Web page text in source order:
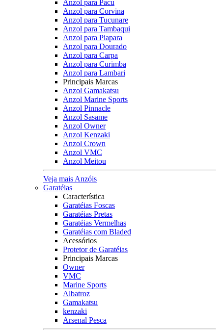
Anzol para Pacu
Anzol para Corvina
Anzol para Tucunare
Anzol para Tambaqui
Anzol para Piapara
Anzol para Dourado
Anzol para Carpa
Anzol para Curimba
Anzol para Lambari
Principais Marcas
Anzol Gamakatsu
Anzol Marine Sports
Anzol Pinnacle
Anzol Sasame
Anzol Owner
Anzol Kenzaki
Anzol Crown
Anzol VMC
Anzol Meitou
Veja mais Anzóis
Garatéias
Característica
Garatéias Foscas
Garatéias Pretas
Garatéias Vermelhas
Garatéias com Bladed
Acessórios
Protetor de Garatéias
Principais Marcas
Owner
VMC
Marine Sports
Albatroz
Gamakatsu
kenzaki
Arsenal Pesca